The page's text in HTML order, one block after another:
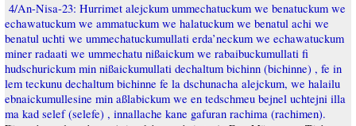
4/An-Nisa-23: Hurrimet alejckum ummechatuckum we benatuckum we
echawatuckum we ammatuckum we halatuckum we benatul achi we
benatul uchti we ummechatuckumullati erda’neckum we echawatuckum
miner radaati we ummechatu nißaickum we rabaibuckumullati fi
hudschurickum min nißaickumullati dechaltum bichinn (bichinne) , fe in
lem teckunu dechaltum bichinne fe la dschunacha alejckum, we halailu
ebnaickumullesine min aßlabickum we en tedschmeu bejnel uchtejni illa
ma kad selef (selefe) , innallache kane gafuran rachima (rachimen).